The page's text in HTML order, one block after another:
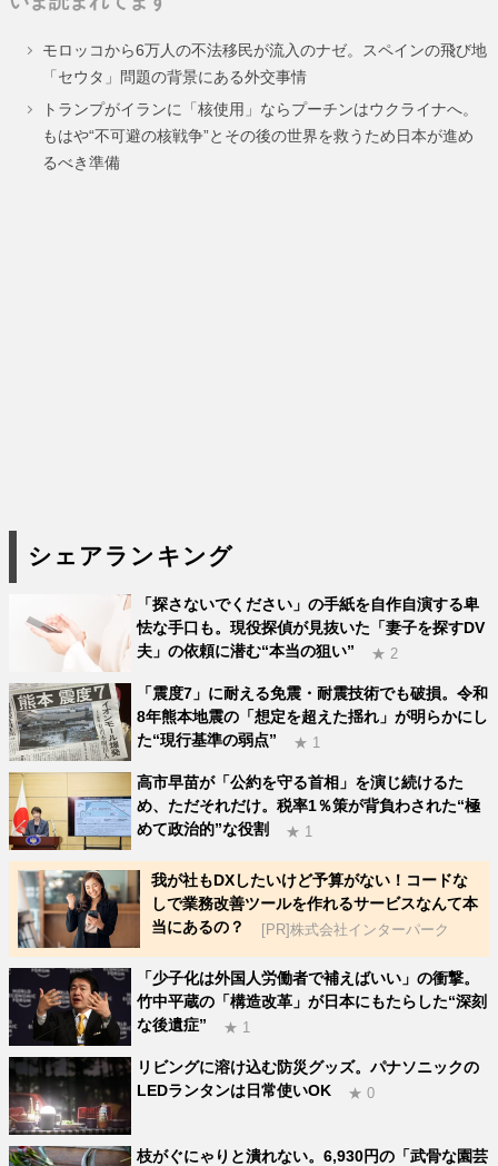
ー
ジ
ー
ジ
ー
ジ
モロッコから6万人の不法移民が流入のナゼ。スペインの飛び地
「セウタ」問題の背景にある外交事情
トランプがイランに「核使用」ならプーチンはウクライナへ。
もはや“不可避の核戦争”とその後の世界を救うため日本が進め
るべき準備
シェアランキング
「探さないでください」の手紙を自作自演する卑
怯な手口も。現役探偵が見抜いた「妻子を探すDV
夫」の依頼に潜む“本当の狙い”
★ 2
「震度7」に耐える免震・耐震技術でも破損。令和
8年熊本地震の「想定を超えた揺れ」が明らかにし
た“現行基準の弱点”
★ 1
高市早苗が「公約を守る首相」を演じ続けるた
め、ただそれだけ。税率1％策が背負わされた“極
めて政治的”な役割
★ 1
我が社もDXしたいけど予算がない！コードな
しで業務改善ツールを作れるサービスなんて本
当にあるの？
[PR]株式会社インターパーク
「少子化は外国人労働者で補えばいい」の衝撃。
竹中平蔵の「構造改革」が日本にもたらした“深刻
な後遺症”
★ 1
リビングに溶け込む防災グッズ。パナソニックの
LEDランタンは日常使いOK
★ 0
枝がぐにゃりと潰れない。6,930円の「武骨な園芸